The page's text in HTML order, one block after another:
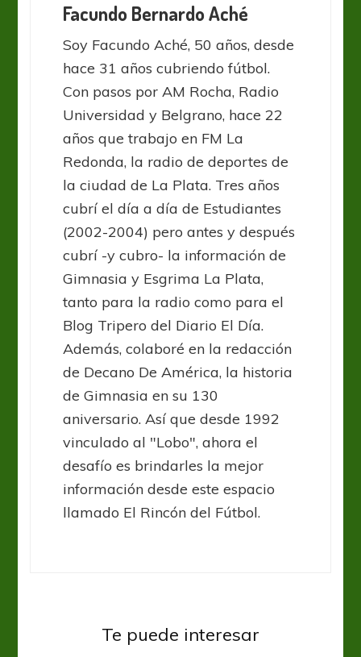
Facundo Bernardo Aché
Soy Facundo Aché, 50 años, desde
hace 31 años cubriendo fútbol.
Con pasos por AM Rocha, Radio
Universidad y Belgrano, hace 22
años que trabajo en FM La
Redonda, la radio de deportes de
la ciudad de La Plata. Tres años
cubrí el día a día de Estudiantes
(2002-2004) pero antes y después
cubrí -y cubro- la información de
Gimnasia y Esgrima La Plata,
tanto para la radio como para el
Blog Tripero del Diario El Día.
Además, colaboré en la redacción
de Decano De América, la historia
de Gimnasia en su 130
aniversario. Así que desde 1992
vinculado al "Lobo", ahora el
desafío es brindarles la mejor
información desde este espacio
llamado El Rincón del Fútbol.
Te puede interesar